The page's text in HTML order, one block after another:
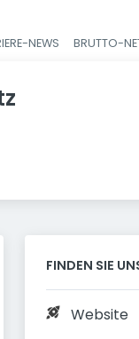
NEWS BRUTTO-
FINDEN SIE
Website